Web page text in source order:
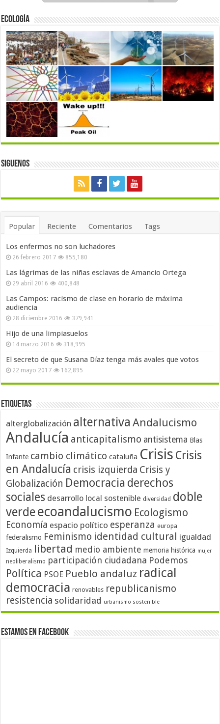
Ecología
Siguenos
Popular Reciente Comentarios Tags
Los enfermos no son luchadores
26 febrero 2017 855,180
Las lágrimas de las niñas esclavas de Amancio Ortega
29 abril 2016 400,848
Las Campos: racismo de clase en horario de máxima
audiencia
28 diciembre 2016 379,941
Hijo de una limpiasuelos
14 marzo 2016 318,995
El secreto de que Susana Díaz tenga más avales que votos
22 mayo 2017 162,895
Etiquetas
alterglobalización alternativa Andalucismo
Andalucía anticapitalismo antisistema Blas
Infante cambio climático cataluña Crisis Crisis
en Andalucía crisis izquierda Crisis y
Globalización Democracia derechos
sociales desarrollo local sostenible diversidad doble
verdeecoandalucismo Ecologismo
Economía espacio político esperanza europa
federalismo Feminismo identidad cultural igualdad
Izquierda libertad medio ambiente memoria histórica mujer
neoliberalismo participación ciudadana Podemos
Política PSOE Pueblo andaluz radical
democracia renovables republicanismo
resistencia solidaridad urbanismo sostenible
Estamos en Facebook